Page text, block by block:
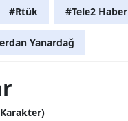
#Rtük #Tele2 Haber
Yanardağ